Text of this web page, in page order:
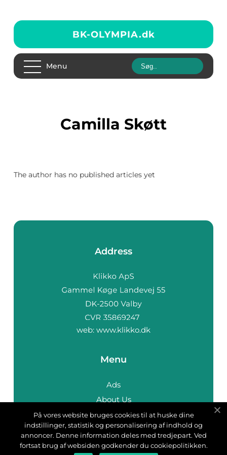
BK-OLYMPIA.dk
Menu
Camilla Skøtt
The author has no published articles yet
Address
web: www.klikko.dk
Menu
Ads
About Us
Cookies
Contact
Sitemap
På vores website bruges cookies til at huske dine
indstillinger, statistik og personalisering af indhold og
annoncer. Denne information deles med tredjepart. Ved
fortsat brug af websiden godkender du cookiepolitikken.